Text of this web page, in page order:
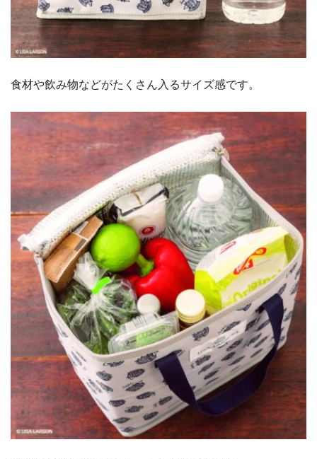
食材や飲み物などがたくさん入るサイズ感です。